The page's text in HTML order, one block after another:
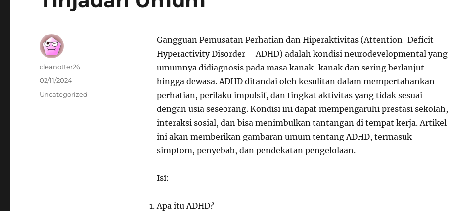
Gangguan Pemusatan Perhatian dan Hiperaktivitas (Attention-Deficit
Hyperactivity Disorder – ADHD) adalah kondisi neurodevelopmental yang
umumnya didiagnosis pada masa kanak-kanak dan sering berlanjut
hingga dewasa. ADHD ditandai oleh kesulitan dalam mempertahankan
perhatian, perilaku impulsif, dan tingkat aktivitas yang tidak sesuai
dengan usia seseorang. Kondisi ini dapat mempengaruhi prestasi sekolah,
interaksi sosial, dan bisa menimbulkan tantangan di tempat kerja. Artikel
ini akan memberikan gambaran umum tentang ADHD, termasuk
simptom, penyebab, dan pendekatan pengelolaan.
Isi:
Apa itu ADHD?
Author
cleanotter26
Posted
02/11/2024
Categories
Uncategorized